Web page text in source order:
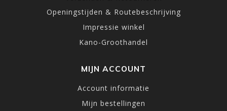
Openingstijden & Routebeschrijving
Impressie winkel
Kano-Groothandel
MIJN ACCOUNT
Account informatie
Mijn bestellingen